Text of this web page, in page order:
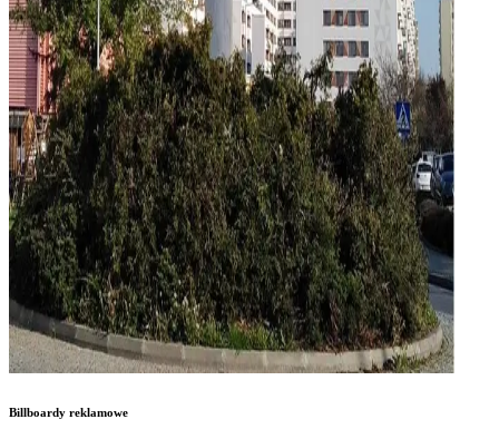
Billboardy reklamowe